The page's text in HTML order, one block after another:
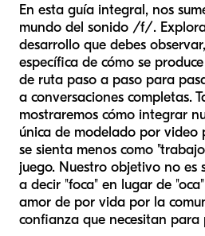
En esta guía integral, nos
mundo del sonido /f/.
desarrollo que debes
específica de cómo se
de ruta paso a paso para
a conversaciones completas.
mostraremos cómo integrar
única de modelado por video
se sienta menos como
juego. Nuestro objetivo no
a decir "foca" en lugar de
amor de por vida por la
confianza que necesitan para